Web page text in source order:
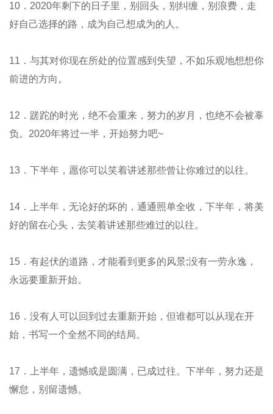
10．2020年剩下的日子里，别回头，别纠缠，别浪费，走
好自己选择的路，成为自己想成为的人。
11．与其对你现在所处的位置感到失望，不如乐观地想想你
前进的方向。
12．蹉跎的时光，绝不会重来，努力的岁月，也绝不会被辜
负。2020年将过一半，开始努力吧~
13．下半年，愿你可以笑着讲述那些曾让你难过的以往。
14．上半年，无论好的坏的，通通照单全收，下半年，将美
好的留在心头，去笑着讲述那些难过的以往。
15．有起伏的道路，才能看到更多的风景;没有一劳永逸，
永远要重新开始。
16．没有人可以回到过去重新开始，但谁都可以从现在开
始，书写一个全然不同的结局。
17．上半年，遗憾或是圆满，已成过往。下半年，努力还是
懈怠，别留遗憾。